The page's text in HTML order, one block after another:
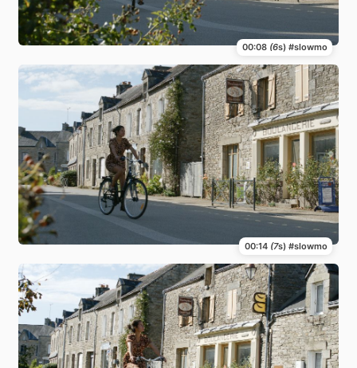
00:08 (6s) #slowmo
00:14 (7s) #slowmo